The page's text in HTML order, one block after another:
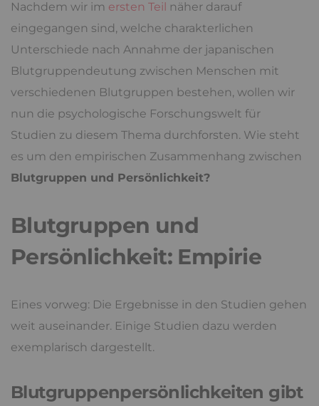
Nachdem wir im ersten Teil näher darauf
eingegangen sind, welche charakterlichen
Unterschiede nach Annahme der japanischen
Blutgruppendeutung zwischen Menschen mit
verschiedenen Blutgruppen bestehen, wollen wir
nun die psychologische Forschungswelt für
Studien zu diesem Thema durchforsten. Wie steht
es um den empirischen Zusammenhang zwischen
Blutgruppen und Persönlichkeit?
Blutgruppen und
Persönlichkeit: Empirie
Eines vorweg: Die Ergebnisse in den Studien gehen
weit auseinander. Einige Studien dazu werden
exemplarisch dargestellt.
Blutgruppenpersönlichkeiten gibt